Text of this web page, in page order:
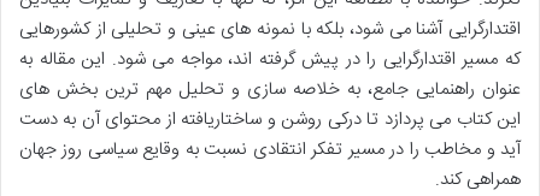
اقتدارگرایی آشنا می شود، بلکه با نمونه های عینی و تحلیلی از کشورهایی
که مسیر اقتدارگرایی را در پیش گرفته اند، مواجه می شود. این مقاله به
عنوان راهنمایی جامع، به خلاصه سازی و تحلیل مهم ترین بخش های
این کتاب می پردازد تا درکی روشن و ساختاریافته از محتوای آن به دست
آید و مخاطب را در مسیر تفکر انتقادی نسبت به وقایع سیاسی روز جهان
همراهی کند.